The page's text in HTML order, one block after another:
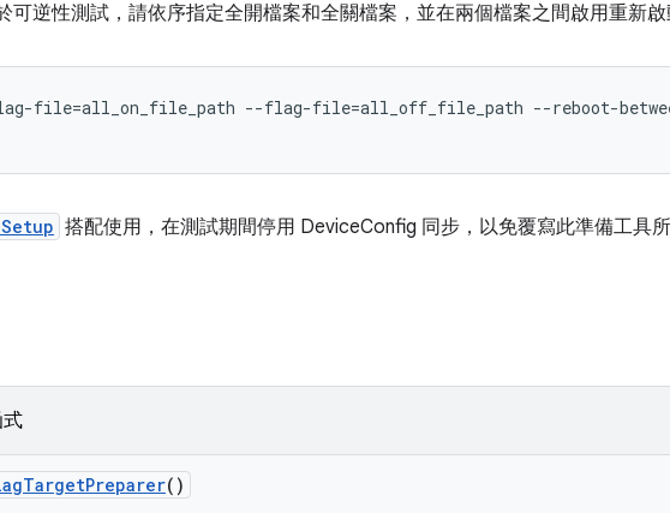
可逆性測試，請依序指定全開檔案和全關檔案，並在兩個檔案之間啟用重新啟
file=all_on_file_path --flag-file=all_off_file_path --reboot-
搭配使用，在測試期間停用 DeviceConfig 同步，以免覆寫此準備工具所
TargetPreparer()